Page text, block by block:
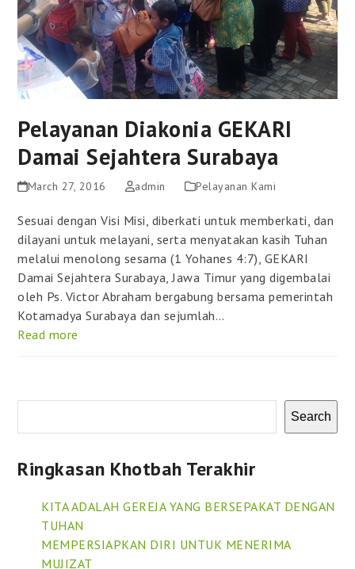
Pelayanan Diakonia GEKARI
Damai Sejahtera Surabaya
March 27, 2016 admin Pelayanan Kami
Sesuai dengan Visi Misi, diberkati untuk memberkati, dan
dilayani untuk melayani, serta menyatakan kasih Tuhan
melalui menolong sesama (1 Yohanes 4:7), GEKARI
Damai Sejahtera Surabaya, Jawa Timur yang digembalai
oleh Ps. Victor Abraham bergabung bersama pemerintah
Kotamadya Surabaya dan sejumlah…
Read more
Search
Ringkasan Khotbah Terakhir
KITA ADALAH GEREJA YANG BERSEPAKAT DENGAN
TUHAN
MEMPERSIAPKAN DIRI UNTUK MENERIMA
MUJIZAT